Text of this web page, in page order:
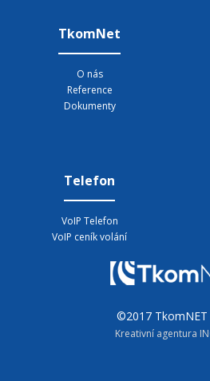
TkomNet
O nás
Reference
Dokumenty
Telefon
VoIP Telefon
VoIP ceník volání
©2017 TkomNET
Kreativní agentura